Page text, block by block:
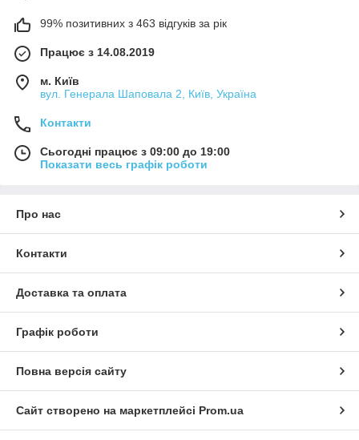
99% позитивних з 463 відгуків за рік
Працює з 14.08.2019
м. Київ
вул. Генерала Шаповала 2, Київ, Україна
Контакти
Сьогодні працює з 09:00 до 19:00
Показати весь графік роботи
Про нас
Контакти
Доставка та оплата
Графік роботи
Повна версія сайту
Сайт створено на маркетплейсі Prom.ua